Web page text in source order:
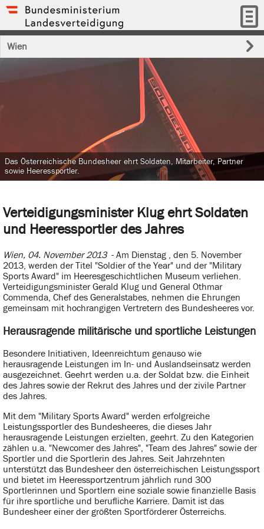
Wien
Verteidigungsminister Klug ehrt Soldaten
und Heeressportler des Jahres
Wien, 04. November 2013 - Am Dienstag , den 5. November
2013, werden der Titel "Soldier of the Year" und der "Military
Sports Award" im Heeresgeschichtlichen Museum verliehen.
Verteidigungsminister Gerald Klug und General Othmar
Commenda, Chef des Generalstabes, nehmen die Ehrungen
gemeinsam mit hochrangigen Vertretern des Bundesheeres vor.
Herausragende militärische und sportliche Leistungen
Besondere Initiativen, Ideenreichtum genauso wie
herausragende Leistungen im In- und Auslandseinsatz werden
ausgezeichnet. Geehrt werden u.a. der Soldat bzw. die Einheit
des Jahres sowie der Rekrut des Jahres und der zivile Partner
des Jahres.
Mit dem "Military Sports Award" werden erfolgreiche
Leistungssportler des Bundesheeres, die dieses Jahr
herausragende Leistungen erzielten, geehrt. Zu den Kategorien
zählen u.a. "Newcomer des Jahres", "Team des Jahres" sowie der
Sportler und die Sportlerin des Jahres. Seit Jahrzehnten
unterstützt das Bundesheer den österreichischen Leistungssport
und bietet im Heeressportzentrum jährlich rund 300
Sportlerinnen und Sportlern eine soziale sowie finanzielle Basis
für ihre sportliche und berufliche Karriere. Damit ist das
Bundesheer einer der größten Sportförderer Österreichs.
Das Österreichische Bundesheer ehrt Soldaten, Mitarbeiter, Partner
sowie Heeressportler.